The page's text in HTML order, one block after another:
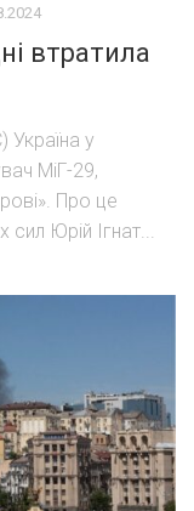
втратила
Україна у
МіГ-29,
Про це
сил Юрій Ігнат...